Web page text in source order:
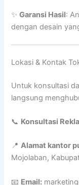
✨Garansi Hasil:
dengan desain
Lokasi & Kontak
Untuk konsultasi
langsung
📞 Konsultasi
📍Alamat kantor
Mojolaban,
📧 Email: